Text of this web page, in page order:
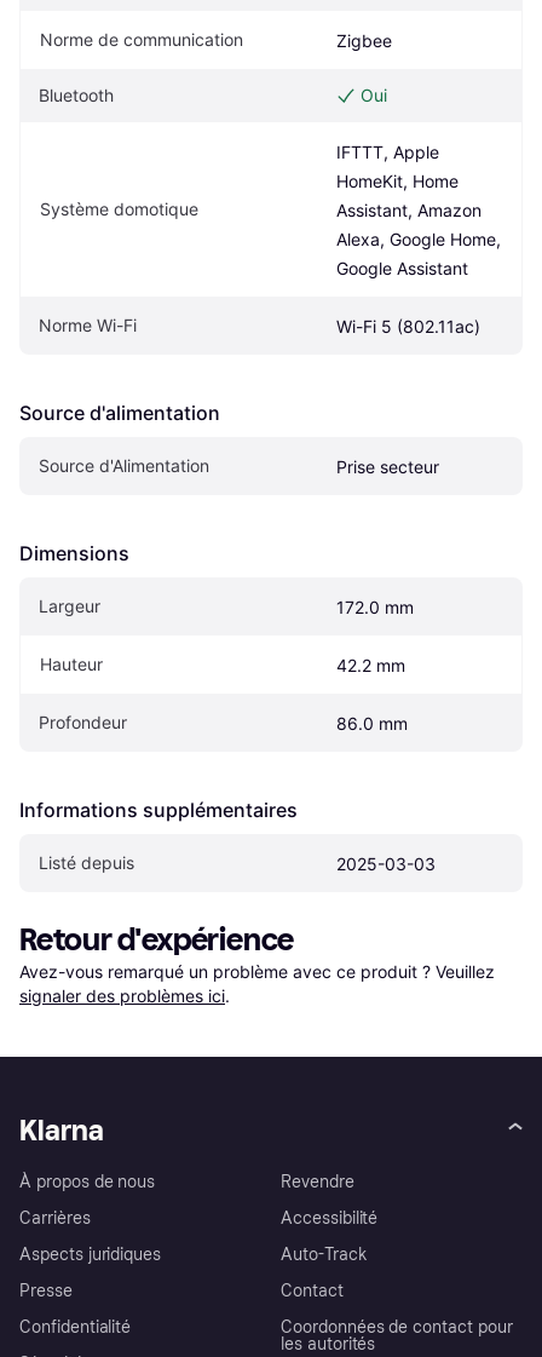
Norme de communication Zigbee
Bluetooth Oui
Système domotique
IFTTT, Apple
HomeKit, Home
Assistant, Amazon
Alexa, Google Home,
Google Assistant
Norme Wi-Fi Wi-Fi 5 (802.11ac)
Source d'alimentation
Source d'Alimentation Prise secteur
Dimensions
Largeur 172.0 mm
Hauteur 42.2 mm
Profondeur 86.0 mm
Informations supplémentaires
Listé depuis 2025-03-03
Retour d'expérience
Avez-vous remarqué un problème avec ce produit ? Veuillez
signaler des problèmes ici.
Klarna
À propos de nous
Carrières
Aspects juridiques
Presse
Confidentialité
Revendre
Accessibilité
Auto-Track
Contact
Coordonnées de contact pour
les autorités